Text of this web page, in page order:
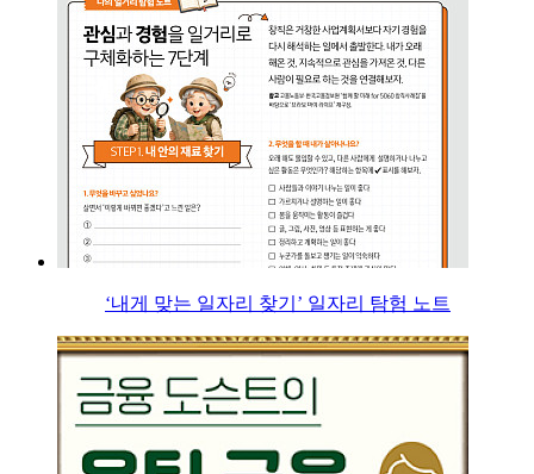
‘내게 맞는 일자리 찾기’ 일자리 탐험 노트